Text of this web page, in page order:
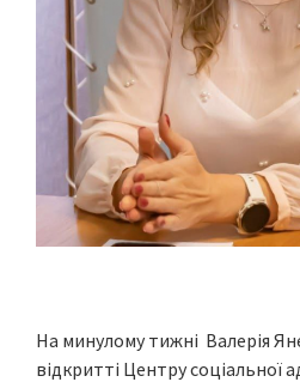
На минулому тижні Валерія
відкритті Центру соціальної